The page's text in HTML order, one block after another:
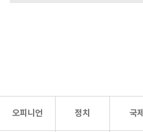
오피니언 정치 국제